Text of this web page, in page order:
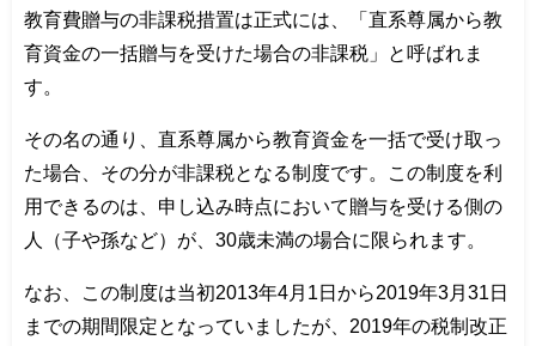
教育費贈与の非課税措置は正式には、「直系尊属から教
育資金の一括贈与を受けた場合の非課税」と呼ばれま
す。
その名の通り、直系尊属から教育資金を一括で受け取っ
た場合、その分が非課税となる制度です。この制度を利
用できるのは、申し込み時点において贈与を受ける側の
人（子や孫など）が、30歳未満の場合に限られます。
なお、この制度は当初2013年4月1日から2019年3月31日
までの期間限定となっていましたが、2019年の税制改正